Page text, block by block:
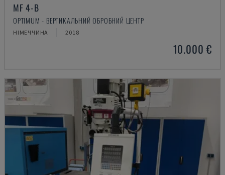
MF 4-B
OPTIMUM - ВЕРТИКАЛЬНИЙ ОБРОБНИЙ ЦЕНТР
НІМЕЧЧИНА 2018
10.000 €